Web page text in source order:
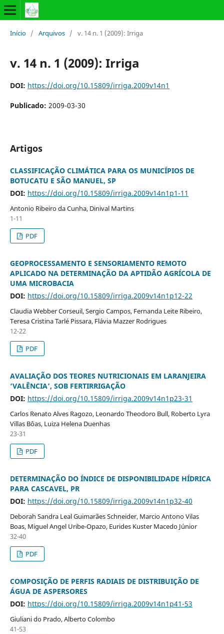
Início / Arquivos / v. 14 n. 1 (2009): Irriga
v. 14 n. 1 (2009): Irriga
DOI: https://doi.org/10.15809/irriga.2009v14n1
Publicado: 2009-03-30
Artigos
CLASSIFICAÇÃO CLIMÁTICA PARA OS MUNICÍPIOS DE
BOTUCATU E SÃO MANUEL, SP
DOI: https://doi.org/10.15809/irriga.2009v14n1p1-11
Antonio Ribeiro da Cunha, Dinival Martins
1-11
PDF
GEOPROCESSAMENTO E SENSORIAMENTO REMOTO
APLICADO NA DETERMINAÇÃO DA APTIDÃO AGRÍCOLA DE
UMA MICROBACIA
DOI: https://doi.org/10.15809/irriga.2009v14n1p12-22
Claudia Webber Corseuil, Sergio Campos, Fernanda Leite Ribeiro,
Teresa Cristina Tarlé Pissara, Flávia Mazzer Rodrigues
12-22
PDF
AVALIAÇÃO DOS TEORES NUTRICIONAIS EM LARANJEIRA
‘VALÊNCIA’, SOB FERTIRRIGAÇÃO
DOI: https://doi.org/10.15809/irriga.2009v14n1p23-31
Carlos Renato Alves Ragozo, Leonardo Theodoro Bull, Roberto Lyra
Villas Bôas, Luiza Helena Duenhas
23-31
PDF
DETERMINAÇÃO DO ÍNDICE DE DISPONIBILIDADE HÍDRICA
PARA CASCAVEL, PR
DOI: https://doi.org/10.15809/irriga.2009v14n1p32-40
Deborah Sandra Leal Guimarães Schneider, Marcio Antono Vilas
Boas, Miguel Angel Uribe-Opazo, Eurides Kuster Macedo Júnior
32-40
PDF
COMPOSIÇÃO DE PERFIS RADIAIS DE DISTRIBUIÇÃO DE
ÁGUA DE ASPERSORES
DOI: https://doi.org/10.15809/irriga.2009v14n1p41-53
Giuliani do Prado, Alberto Colombo
41-53